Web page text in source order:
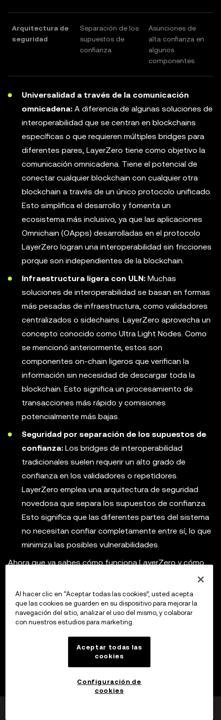
Arquitectura de
seguridad
Separación de los
supuestos de
confianza
Asunciones de
alta confianza en
algunos
componentes
Universalidad a través de la comunicación
omnicadena: A diferencia de algunas soluciones de
interoperabilidad que se centran en blockchains
específicas o que requieren múltiples bridges para
diferentes pares, LayerZero tiene como objetivo la
comunicación omnicadena. Tiene el potencial de
conectar cualquier blockchain con cualquier otra
blockchain a través de un único protocolo unificado.
Esto simplifica el desarrollo y fomenta un
ecosistema más inclusivo, ya que las aplicaciones
Omnichain (OApps) desarrolladas en el protocolo
LayerZero logran una interoperabilidad sin fricciones
porque son independientes de la blockchain.
Infraestructura ligera con ULN: Muchas
soluciones de interoperabilidad se basan en formas
más pesadas de infraestructura, como validadores
centralizados o sidechains. LayerZero aprovecha un
concepto conocido como Ultra Light Nodes. Como
se mencionó anteriormente, estos son
componentes on-chain ligeros que verifican la
información sin necesidad de descargar toda la
blockchain. Esto significa un procesamiento de
transacciones más rápido y comisiones
potencialmente más bajas.
Seguridad por separación de los supuestos de
confianza: Los bridges de interoperabilidad
tradicionales suelen requerir un alto grado de
confianza en los validadores o repetidores.
LayerZero emplea una arquitectura de seguridad
novedosa que separa los supuestos de confianza.
Esto significa que las diferentes partes del sistema
no necesitan confiar completamente entre sí, lo que
minimiza las posibles vulnerabilidades.
Ahora que ya sabes cómo funciona LayerZero y cómo
puedes participar en el proyecto.
Al hacer clic en “Aceptar todas las cookies”, usted acepta
que las cookies se guarden en su dispositivo para mejorar la
navegación del sitio, analizar el uso del mismo, y colaborar
con nuestros estudios para marketing.
Aceptar todas las
cookies
Configuración de
cookies